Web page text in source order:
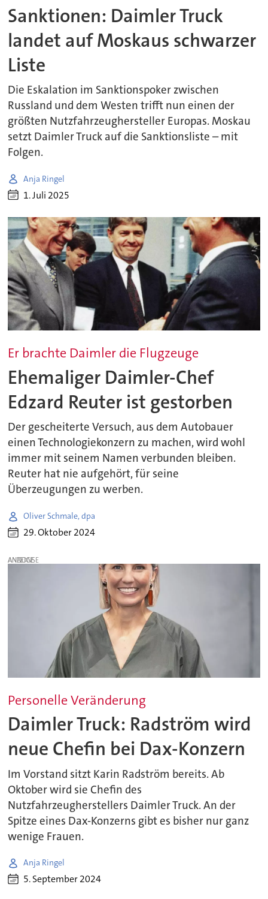
Sanktionen: Daimler Truck
landet auf Moskaus schwarzer
Liste
Die Eskalation im Sanktionspoker zwischen
Russland und dem Westen trifft nun einen der
größten Nutzfahrzeughersteller Europas. Moskau
setzt Daimler Truck auf die Sanktionsliste – mit
Folgen.
Anja Ringel
1. Juli 2025
Er brachte Daimler die Flugzeuge
Ehemaliger Daimler-Chef
Edzard Reuter ist gestorben
Der gescheiterte Versuch, aus dem Autobauer
einen Technologiekonzern zu machen, wird wohl
immer mit seinem Namen verbunden bleiben.
Reuter hat nie aufgehört, für seine
Überzeugungen zu werben.
Oliver Schmale, dpa
29. Oktober 2024
ANZEIGE
Personelle Veränderung
Daimler Truck: Radström wird
neue Chefin bei Dax-Konzern
Im Vorstand sitzt Karin Radström bereits. Ab
Oktober wird sie Chefin des
Nutzfahrzeugherstellers Daimler Truck. An der
Spitze eines Dax-Konzerns gibt es bisher nur ganz
wenige Frauen.
Anja Ringel
5. September 2024